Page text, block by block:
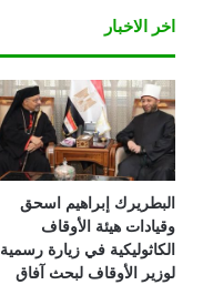
اخر الاخبار
البطريرك إبراهيم اسحق
وقيادات هيئة الأوقاف
الكاثوليكية في زيارة رسمية
لوزير الأوقاف لبحث آفاق